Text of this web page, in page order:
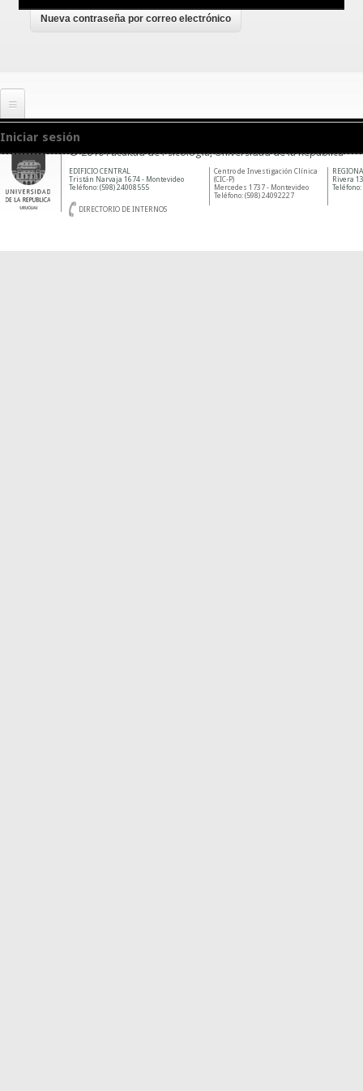
Guías prácticas o proyectos
Información sobre SPAM y Phising
Iniciar sesión
© 2010 Facultad de Psicología, Universidad de la República
Rivera
Teléfono:
Centro de Investigación Clínica
(CIC-P)
Mercedes 1737 - Montevideo
Teléfono: (598) 24092227
EDIFICIO CENTRAL
Tristán Narvaja 1674 - Montevideo
Teléfono: (598) 24008555
DIRECTORIO DE INTERNOS